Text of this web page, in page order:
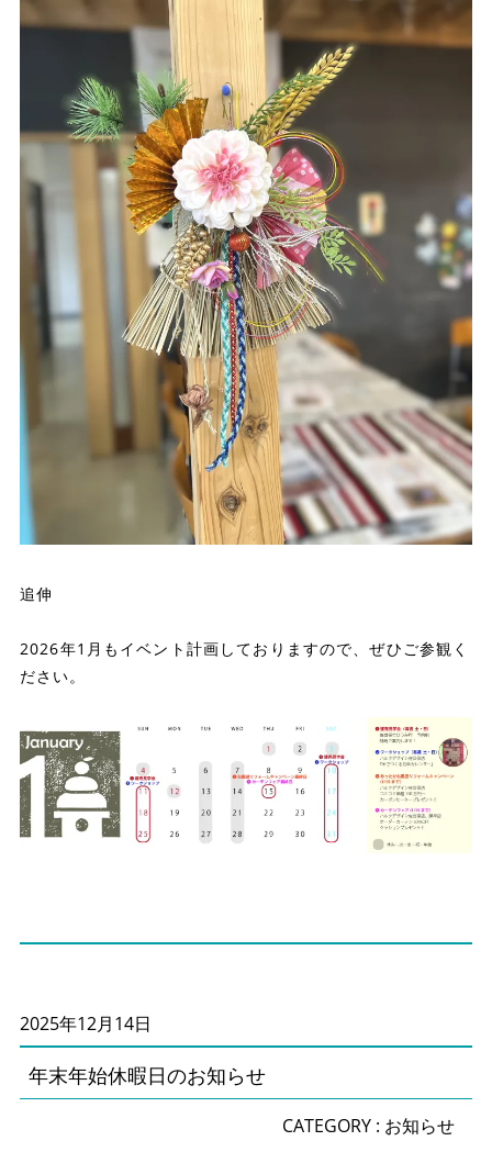
追伸
2026年1月もイベント計画しておりますので、ぜひご参観く
ださい。
2025年12月14日
年末年始休暇日のお知らせ
CATEGORY : お知らせ